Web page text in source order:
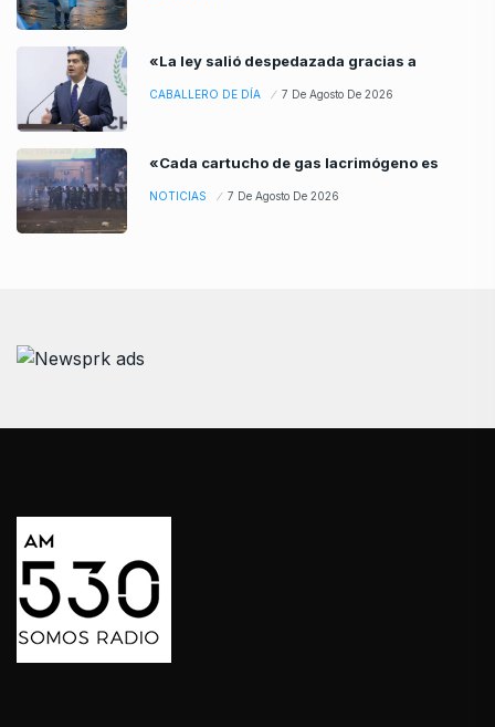
«La ley salió despedazada gracias a
CABALLERO DE DÍA 7 De Agosto De 2026
«Cada cartucho de gas lacrimógeno es
NOTICIAS 7 De Agosto De 2026